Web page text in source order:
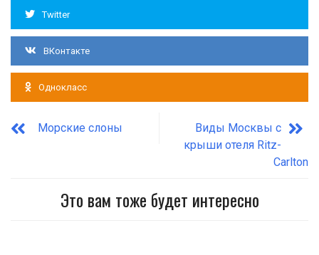
Twitter
ВКонтакте
Однокласс
Морские слоны
Виды Москвы с
крыши отеля Ritz-
Carlton
Это вам тоже будет интересно